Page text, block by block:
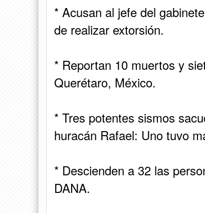
* Acusan al jefe del
de realizar extorsión.
* Reportan 10 muertos y
Querétaro, México.
* Tres potentes sismos
huracán Rafael: Uno tuvo
* Descienden a 32 las
DANA.